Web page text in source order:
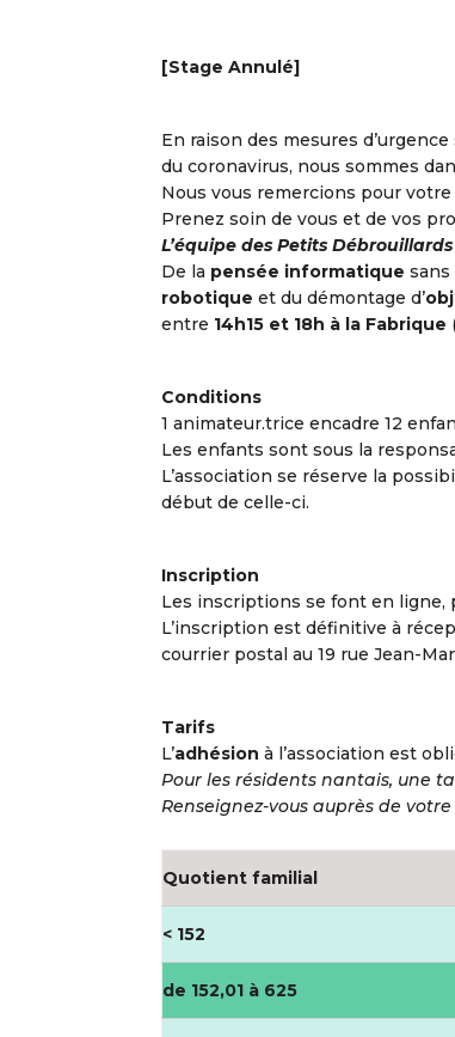
[Stage Annulé]
En raison des mesures
du coronavirus, nous sommes
Nous vous remercions pour
Prenez soin de vous et de vos
L’équipe des Petits
De la pensée informatique sans
robotique et du démontage d’
entre 14h15 et 18h à la Fabrique
Conditions
1 animateur.trice encadre 12
Les enfants sont sous la
L’association se réserve la
début de celle-ci.
Inscription
Les inscriptions se font en ligne,
L’inscription est définitive à
courrier postal au 19 rue Jean-
Tarifs
L’adhésion à l’association est
Pour les résidents nantais, une
Renseignez-vous auprès de
Quotient familial
< 152
de 152,01 à 625